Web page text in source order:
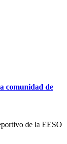
comunidad de
de la EESO